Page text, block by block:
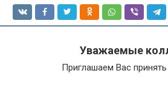
Уважаемые
Приглашаем Вас принять